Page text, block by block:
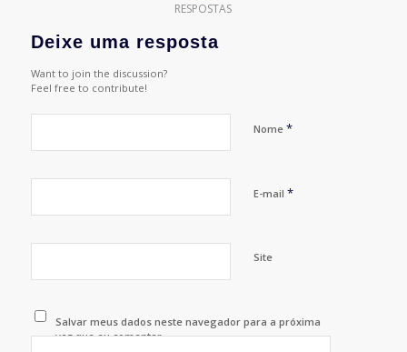
RESPOSTAS
Deixe uma resposta
Want to join the discussion?
Feel free to contribute!
Nome *
E-mail *
Site
Salvar meus dados neste navegador para a próxima
vez que eu comentar.